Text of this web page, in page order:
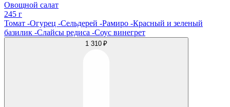
Овощной салат
245 г
Томат -Огурец -Сельдерей -Рамиро -Красный и зеленый
базилик -Слайсы редиса -Соус винегрет
1 310 ₽